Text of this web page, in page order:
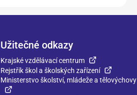
Užitečné odkazy
Krajské vzdělávací centrum
Rejstřík škol a školských zařízení
Ministerstvo školství, mládeže a tělovýchovy